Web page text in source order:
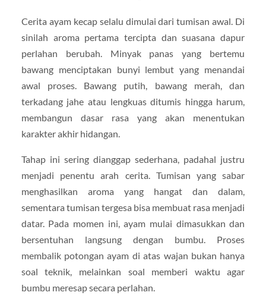
Cerita ayam kecap selalu dimulai dari tumisan awal. Di
sinilah aroma pertama tercipta dan suasana dapur
perlahan berubah. Minyak panas yang bertemu
bawang menciptakan bunyi lembut yang menandai
awal proses. Bawang putih, bawang merah, dan
terkadang jahe atau lengkuas ditumis hingga harum,
membangun dasar rasa yang akan menentukan
karakter akhir hidangan.
Tahap ini sering dianggap sederhana, padahal justru
menjadi penentu arah cerita. Tumisan yang sabar
menghasilkan aroma yang hangat dan dalam,
sementara tumisan tergesa bisa membuat rasa menjadi
datar. Pada momen ini, ayam mulai dimasukkan dan
bersentuhan langsung dengan bumbu. Proses
membalik potongan ayam di atas wajan bukan hanya
soal teknik, melainkan soal memberi waktu agar
bumbu meresap secara perlahan.